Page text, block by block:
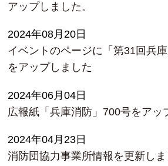
アップしました。
2024年08月20日
イベントのページに「第31回兵庫
をアップしました
2024年06月04日
広報紙「兵庫消防」700号をアッ
2024年04月23日
消防団協力事業所情報を更新しま